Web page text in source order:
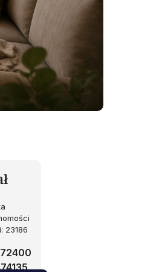
23186